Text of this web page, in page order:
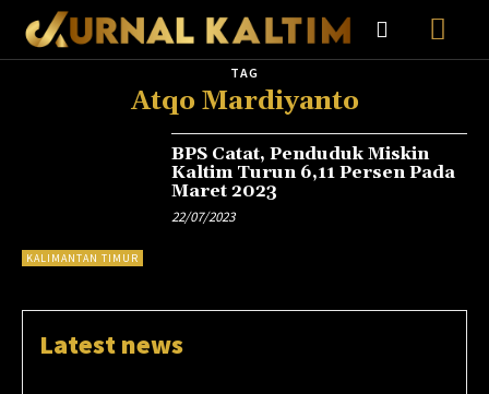
TAG
Atqo Mardiyanto
KALIMANTAN TIMUR
BPS Catat, Penduduk Miskin
Kaltim Turun 6,11 Persen Pada
Maret 2023
22/07/2023
Latest news